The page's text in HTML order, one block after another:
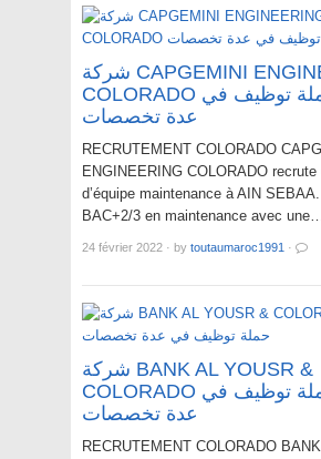
شركة CAPGEMINI ENGINEERING &
COLORADO تعلن عن حملة توظيف في
عدة تخصصات
RECRUTEMENT COLORADO
ENGINEERING COLORADO
d’équipe maintenance à AIN
BAC+2/3 en maintenance avec
24 février 2022 · by toutaumaroc1991 ·
شركة BANK AL YOUSR &
COLORADO تعلن عن حملة توظيف في
عدة تخصصات
RECRUTEMENT COLORADO